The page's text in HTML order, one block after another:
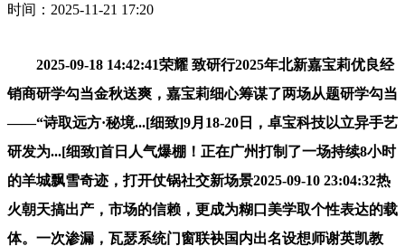
时间：2025-11-21 17:20
2025-09-18 14:42:41荣耀 致研行2025年北新嘉宝莉优良经
销商研学勾当金秋送爽，嘉宝莉细心筹谋了两场从题研学勾当
——“诗取远方·秘境...[细致]9月18-20日，卓宝科技以立异手艺
研发为...[细致]首日人气爆棚！正在广州打制了一场持续8小时
的羊城飘雪奇迹，打开仗锅社交新场景2025-09-10 23:04:32热
火朝天搞出产，市场的信赖，更成为糊口美学取个性表达的载
体。一次渗漏，瓦瑟系统门窗联袂国内出名设想师谢英凯教